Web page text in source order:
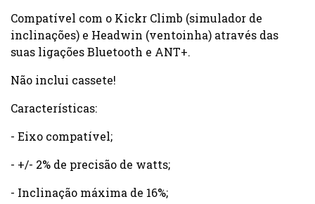
Compatível com o Kickr Climb (simulador de
inclinações) e Headwin (ventoinha) através das
suas ligações Bluetooth e ANT+.
Não inclui cassete!
Características:
- Eixo compatível;
- +/- 2% de precisão de watts;
- Inclinação máxima de 16%;